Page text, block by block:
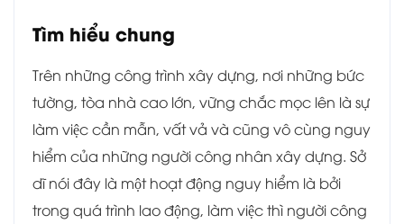
Tìm hiểu chung
Trên những công trình xây dựng, nơi những bức
tường, tòa nhà cao lớn, vững chắc mọc lên là sự
làm việc cần mẫn, vất vả và cũng vô cùng nguy
hiểm của những người công nhân xây dựng. Sở
dĩ nói đây là một hoạt động nguy hiểm là bởi
trong quá trình lao động, làm việc thì người công